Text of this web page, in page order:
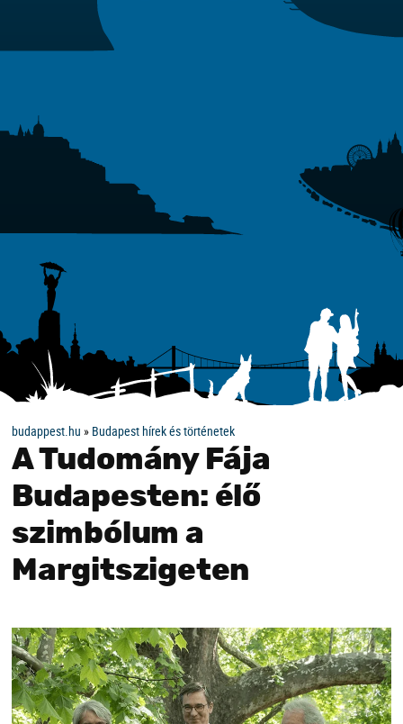
budappest.hu » Budapest hírek és történetek
A Tudomány Fája
Budapesten: élő
szimbólum a
Margitszigeten